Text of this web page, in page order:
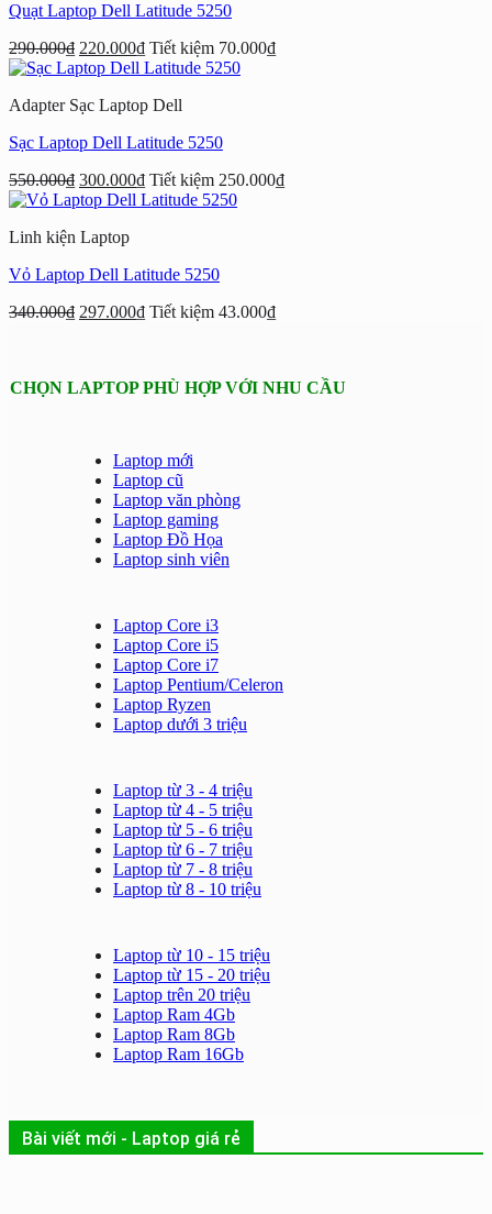
Quạt Laptop Dell Latitude 5250
290.000₫ 220.000₫ Tiết kiệm 70.000₫
Adapter Sạc Laptop Dell
Sạc Laptop Dell Latitude 5250
550.000₫ 300.000₫ Tiết kiệm 250.000₫
Linh kiện Laptop
Vỏ Laptop Dell Latitude 5250
340.000₫ 297.000₫ Tiết kiệm 43.000₫
CHỌN LAPTOP PHÙ HỢP VỚI NHU CẦU
Laptop mới
Laptop cũ
Laptop văn phòng
Laptop gaming
Laptop Đồ Họa
Laptop sinh viên
Laptop Core i3
Laptop Core i5
Laptop Core i7
Laptop Pentium/Celeron
Laptop Ryzen
Laptop dưới 3 triệu
Laptop từ 3 - 4 triệu
Laptop từ 4 - 5 triệu
Laptop từ 5 - 6 triệu
Laptop từ 6 - 7 triệu
Laptop từ 7 - 8 triệu
Laptop từ 8 - 10 triệu
Laptop từ 10 - 15 triệu
Laptop từ 15 - 20 triệu
Laptop trên 20 triệu
Laptop Ram 4Gb
Laptop Ram 8Gb
Laptop Ram 16Gb
Bài viết mới - Laptop giá rẻ